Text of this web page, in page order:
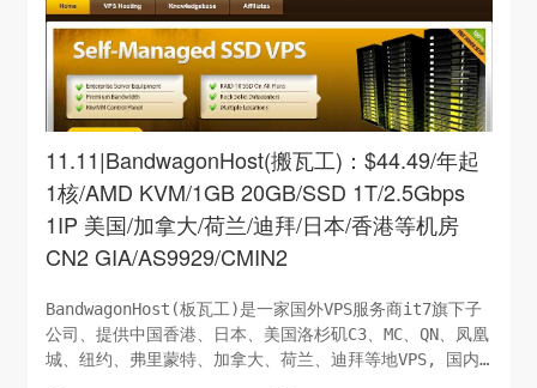
存：1 GB...
11.11|BandwagonHost(搬瓦工)：$44.49/年起
1核/AMD KVM/1GB 20GB/SSD 1T/2.5Gbps
1IP 美国/加拿大/荷兰/迪拜/日本/香港等机房
CN2 GIA/AS9929/CMIN2
BandwagonHost(板瓦工)是一家国外VPS服务商it7旗下子
公司、提供中国香港、日本、美国洛杉矶C3、MC、QN、凤凰
城、纽约、弗里蒙特、加拿大、荷兰、迪拜等地VPS, 国内